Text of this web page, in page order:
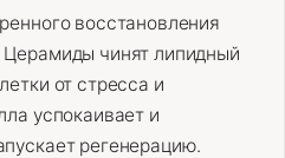
восстановления
чинят липидный
от стресса и
успокаивает и
регенерацию.